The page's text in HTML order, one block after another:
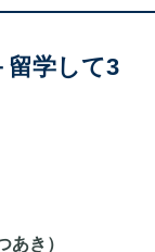
留学して3
あき）